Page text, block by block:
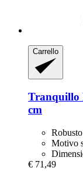
Carrello
Tranquillo
cm
Motivo
€ 71,49